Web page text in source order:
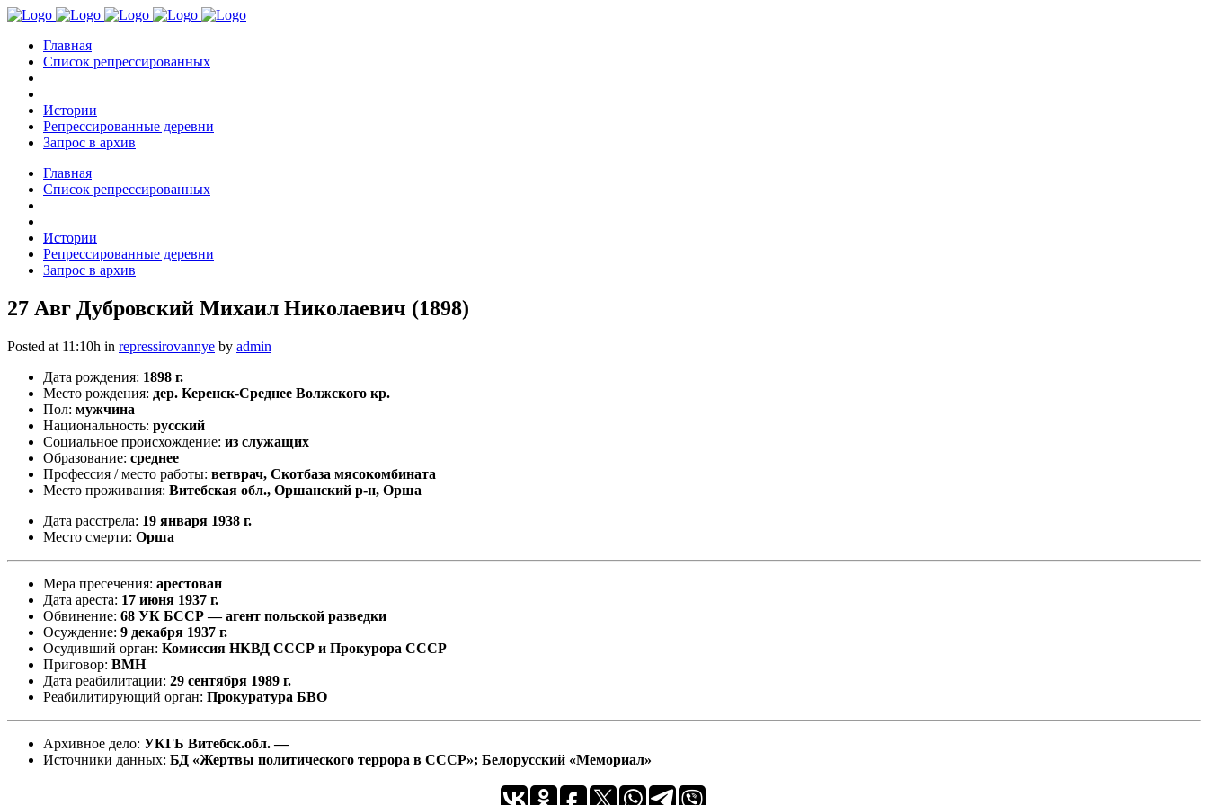
Главная
Список репрессированных
Истории
Репрессированные деревни
Запрос в архив
Главная
Список репрессированных
Истории
Репрессированные деревни
Запрос в архив
27 Авг Дубровский Михаил Николаевич (1898)
Posted at 11:10h in repressirovannye by admin
Дата рождения: 1898 г.
Место рождения: дер. Керенск-Среднее Волжского кр.
Пол: мужчина
Национальность: русский
Социальное происхождение: из служащих
Образование: среднее
Профессия / место работы: ветврач, Скотбаза мясокомбината
Место проживания: Витебская обл., Оршанский р-н, Орша
Дата расстрела: 19 января 1938 г.
Место смерти: Орша
Мера пресечения: арестован
Дата ареста: 17 июня 1937 г.
Обвинение: 68 УК БССР — агент польской разведки
Осуждение: 9 декабря 1937 г.
Осудивший орган: Комиссия НКВД СССР и Прокурора СССР
Приговор: ВМН
Дата реабилитации: 29 сентября 1989 г.
Реабилитирующий орган: Прокуратура БВО
Архивное дело: УКГБ Витебск.обл. —
Источники данных: БД «Жертвы политического террора в СССР»; Белорусский «Мемориал»